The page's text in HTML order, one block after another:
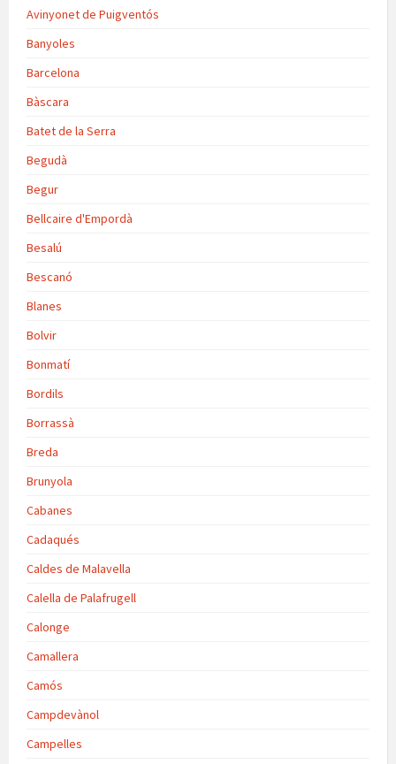
Avinyonet de Puigventós
Banyoles
Barcelona
Bàscara
Batet de la Serra
Begudà
Begur
Bellcaire d'Empordà
Besalú
Bescanó
Blanes
Bolvir
Bonmatí
Bordils
Borrassà
Breda
Brunyola
Cabanes
Cadaqués
Caldes de Malavella
Calella de Palafrugell
Calonge
Camallera
Camós
Campdevànol
Campelles